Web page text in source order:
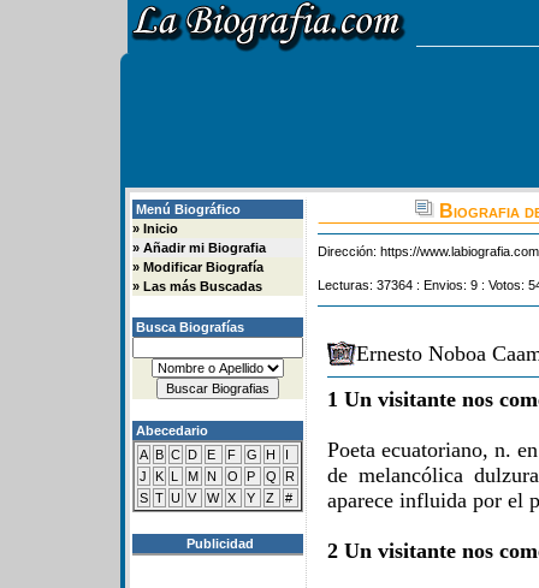
Menú Biográfico
» Inicio
» Añadir mi Biografia
» Modificar Biografía
» Las más Buscadas
Busca Biografías
Abecedario
A B C D E F G H
I
J
K L M N O P Q
R
S T U V W X Y Z #
Publicidad
Biografia
Dirección: https://
Lecturas: 37364 : Envios: 9 : Votos:
Ernesto Noboa
1 Un visitante nos
Poeta ecuatoriano, n.
de melancólica
aparece influida por el
2 Un visitante nos